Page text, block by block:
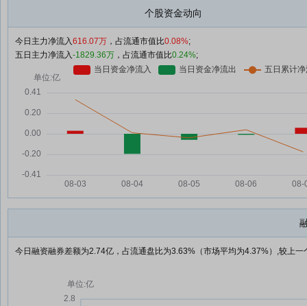
个股资金动向
今日主力净流入616.07万 ，占流通市值比0.08%;
五日主力净流入-1829.36万 ，占流通市值比0.24%;
今日融资融券差额为2.74亿，占流通盘比为3.63%（市场平均为4.37%）,较上一